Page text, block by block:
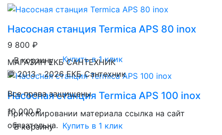
Насосная станция Termica APS 80 inox
9 800 ₽
В корзину
Купить в 1 клик
Насосная станция Termica APS 100 inox
10 000 ₽
В корзину
Купить в 1 клик
МАГАЗИН ЕКБ САНТЕХНИК
© 2013 - 2026 ЕКБ Сантехник
Все права защищены
При копировании материала ссылка на сайт
обязательна.